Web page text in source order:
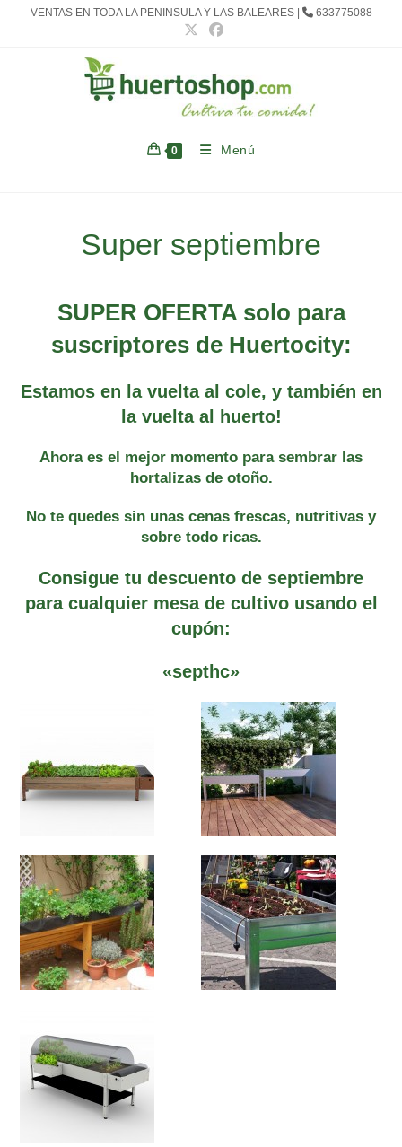
VENTAS EN TODA LA PENINSULA Y LAS BALEARES | 633775088
0 Menú
Super septiembre
SUPER OFERTA solo para
suscriptores de Huertocity:
Estamos en la vuelta al cole, y también en
la vuelta al huerto!
Ahora es el mejor momento para sembrar las
hortalizas de otoño.
No te quedes sin unas cenas frescas, nutritivas y
sobre todo ricas.
Consigue tu descuento de septiembre
para cualquier mesa de cultivo usando el
cupón:
«septhc»